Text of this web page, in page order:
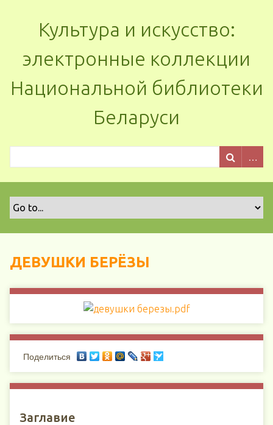
Культура и искусство:
электронные коллекции
Национальной библиотеки
Беларуси
ДЕВУШКИ БЕРЁЗЫ
Поделиться
Заглавие